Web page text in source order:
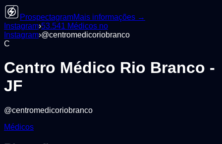
ProspectagramMais informações →
Instagram›53.541 Médicos no
Instagram›@centromedicoriobranco
C
Centro Médico Rio Branco -
JF
@centromedicoriobranco
Médicos